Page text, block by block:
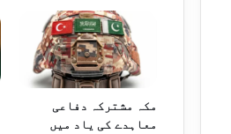
مکہ مشترکہ دفاعی
معاہدے کی یاد میں